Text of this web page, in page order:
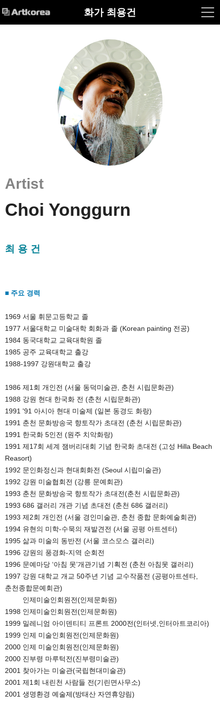
화가 최용건
Artist
Choi Yonggurn
최 용 건
■ 주요 경력
1969 서울 휘문고등학교 졸
1977 서울대학교 미술대학 회화과 졸 (Korean painting 전공)
1984 동국대학교 교육대학원 졸
1985 공주 교육대학교 출강
1988-1997 강원대학교 출강
1986 제1회 개인전 (서울 동덕미술관, 춘천 시립문화관)
1988 강원 현대 한국화 전 (춘천 시립문화관)
1991 '91 아시아 현대 미술제 (일본 동경도 화랑)
1991 춘천 문화방송국 향토작가 초대전 (춘천 시립문화관)
1991 한국화 5인전 (원주 치악화랑)
1991 제17회 세계 잼버리대회 기념 한국화 초대전 (고성 Hilla Beach
Reasort)
1992 문인화정신과 현대회화전 (Seoul 시립미술관)
1992 강원 미술협회전 (강릉 문예회관)
1993 춘천 문화방송국 향토작가 초대전(춘천 시립문화관)
1993 686 갤러리 개관 기념 초대전 (춘천 686 갤러리)
1993 제2회 개인전 (서울 경인미술관, 춘천 종합 문화예술회관)
1994 유현의 미학-수묵의 재발견전 (서울 공평 아트센터)
1995 삶과 미술의 동반전 (서울 코스모스 갤러리)
1996 강원의 풍경화-지역 순회전
1996 문예마당 ‘아침 못’개관기념 기획전 (춘천 아침못 갤러리)
1997 강원 대학교 개교 50주년 기념 교수작품전 (공평아트센타,
춘천종합문예회관)
1998 인제미술인회원전(인제문화원)
1999 밀레니엄 아이덴티티 프론트 2000전(인터넷,인터아트코리아)
1999 인제 미술인회원전(인제문화원)
2000 인제 미술인회원전(인제문화원)
2000 진부령 마루턱전(진부령미술관)
2001 찾아가는 미술관(국립현대미술관)
2001 제1회 내린천 사람들 전(기린면사무소)
2001 생명환경 예술제(방태산 자연휴양림)